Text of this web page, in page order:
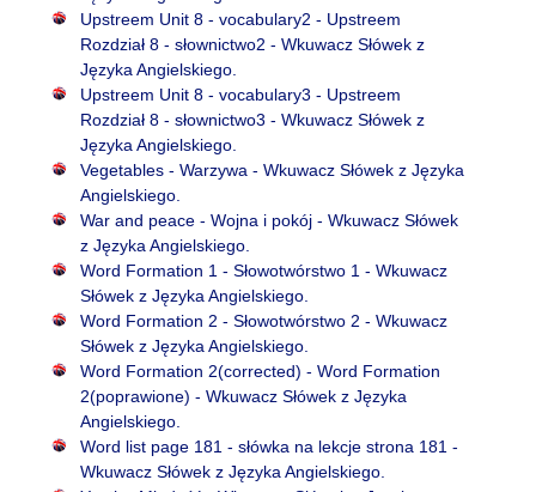
Upstreem Unit 8 - vocabulary2 - Upstreem
Rozdział 8 - słownictwo2 - Wkuwacz Słówek z
Języka Angielskiego.
Upstreem Unit 8 - vocabulary3 - Upstreem
Rozdział 8 - słownictwo3 - Wkuwacz Słówek z
Języka Angielskiego.
Vegetables - Warzywa - Wkuwacz Słówek z Języka
Angielskiego.
War and peace - Wojna i pokój - Wkuwacz Słówek
z Języka Angielskiego.
Word Formation 1 - Słowotwórstwo 1 - Wkuwacz
Słówek z Języka Angielskiego.
Word Formation 2 - Słowotwórstwo 2 - Wkuwacz
Słówek z Języka Angielskiego.
Word Formation 2(corrected) - Word Formation
2(poprawione) - Wkuwacz Słówek z Języka
Angielskiego.
Word list page 181 - słówka na lekcje strona 181 -
Wkuwacz Słówek z Języka Angielskiego.